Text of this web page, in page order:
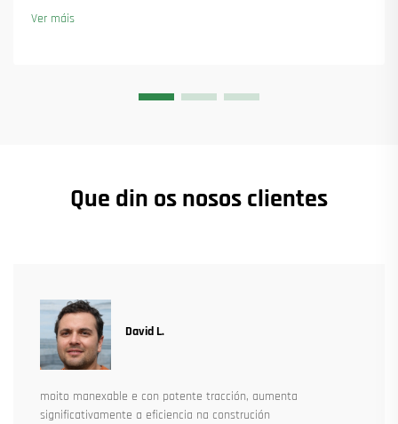
manteu a produción en marcha. Saiba máis.
Ver máis
Que din os nosos clientes
David L.
moito manexable e con potente tracción, aumenta
significativamente a eficiencia na construción